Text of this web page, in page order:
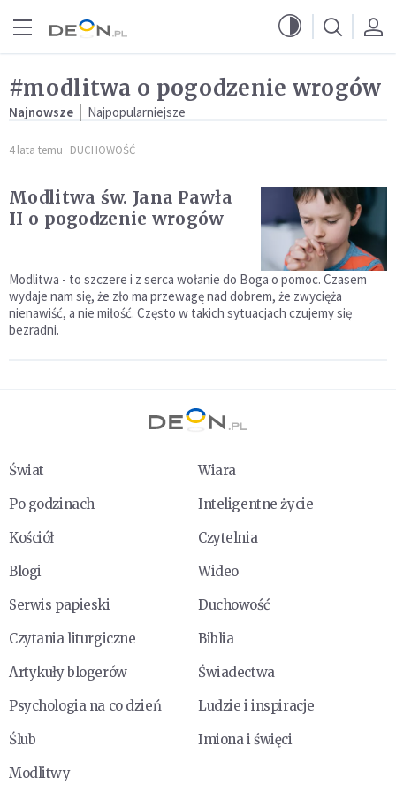
#modlitwa o pogodzenie wrogów
Najnowsze Najpopularniejsze
4 lata temu DUCHOWOŚĆ
Modlitwa św. Jana Pawła
II o pogodzenie wrogów
Modlitwa - to szczere i z serca wołanie do Boga o pomoc. Czasem
wydaje nam się, że zło ma przewagę nad dobrem, że zwycięża
nienawiść, a nie miłość. Często w takich sytuacjach czujemy się
bezradni.
Świat
Wiara
Po godzinach
Inteligentne życie
Kościół
Czytelnia
Blogi
Wideo
Serwis papieski
Duchowość
Czytania liturgiczne
Biblia
Artykuły blogerów
Świadectwa
Psychologia na co dzień
Ludzie i inspiracje
Ślub
Imiona i święci
Modlitwy